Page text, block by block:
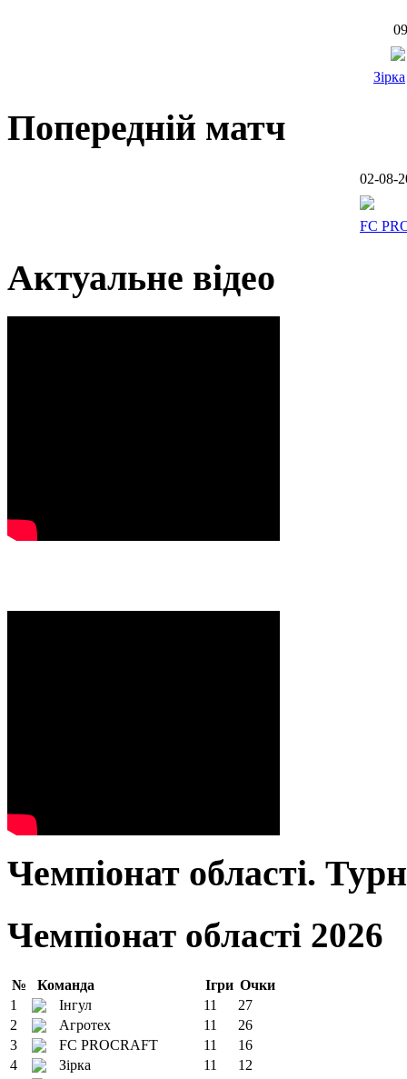
Зірка
Попередній матч
02-08-
FC
Актуальне відео
Чемпіонат області.
Чемпіонат області 2026
№ Команда Ігри Очки
1
Інгул 11
27
2
Агротех 11
26
3
FC PROCRAFT 11
16
4
Зірка 11
12